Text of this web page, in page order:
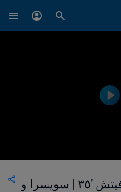
هدف دوسان فلاهوفيتش '٣٥ | سويسرا و